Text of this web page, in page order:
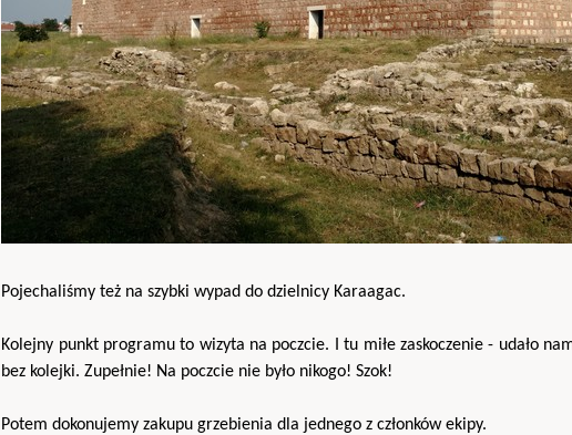
Pojechaliśmy też na szybki wypad do dzielnicy Karaagac.
Kolejny punkt programu to wizyta na poczcie. I tu miłe zaskoczenie - udało
bez kolejki. Zupełnie! Na poczcie nie było nikogo! Szok!
Potem dokonujemy zakupu grzebienia dla jednego z członków ekipy.